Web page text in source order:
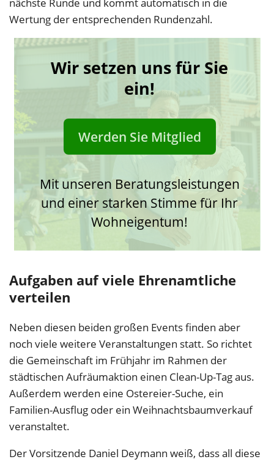
nächste Runde und kommt automatisch in die
Wertung der entsprechenden Rundenzahl.
Wir setzen uns für Sie
ein!
Werden Sie Mitglied
Mit unseren Beratungsleistungen
und einer starken Stimme für Ihr
Wohneigentum!
Aufgaben auf viele Ehrenamtliche
verteilen
Neben diesen beiden großen Events finden aber
noch viele weitere Veranstaltungen statt. So richtet
die Gemeinschaft im Frühjahr im Rahmen der
städtischen Aufräumaktion einen Clean-Up-Tag aus.
Außerdem werden eine Ostereier-Suche, ein
Familien-Ausflug oder ein Weihnachtsbaumverkauf
veranstaltet.
Der Vorsitzende Daniel Deymann weiß, dass all diese